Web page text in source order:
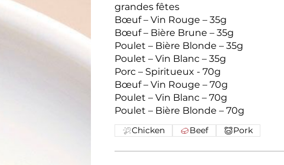
grandes fêtes
Bœuf – Vin Rouge – 35g
Bœuf – Bière Brune – 35g
Poulet – Bière Blonde – 35g
Poulet – Vin Blanc – 35g
Porc – Spiritueux - 70g
Bœuf – Vin Rouge – 70g
Poulet – Vin Blanc – 70g
Chicken Beef Pork